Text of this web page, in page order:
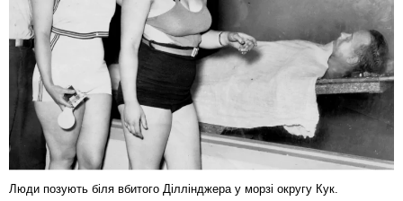
Люди позують біля вбитого Діллінджера у морзі округу Кук.